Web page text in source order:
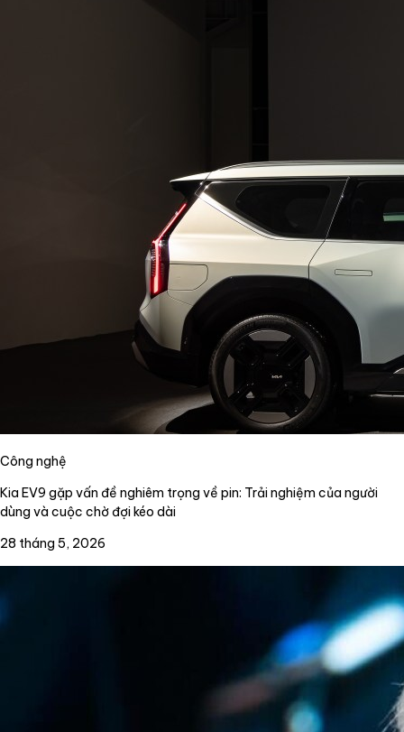
Công nghệ
Kia EV9 gặp vấn đề nghiêm trọng về pin: Trải nghiệm của người
dùng và cuộc chờ đợi kéo dài
28 tháng 5, 2026